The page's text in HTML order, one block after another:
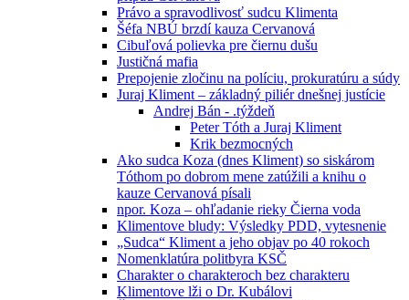
Právo a spravodlivosť sudcu Klimenta
Šéfa NBÚ brzdí kauza Cervanová
Cibuľová polievka pre čiernu dušu
Justičná mafia
Prepojenie zločinu na políciu, prokuratúru a súdy
Juraj Kliment – základný piliér dnešnej justície
Andrej Bán - .týždeň
Peter Tóth a Juraj Kliment
Krik bezmocných
Ako sudca Koza (dnes Kliment) so siskárom
Tóthom po dobrom mene zatúžili a knihu o
kauze Cervanová písali
npor. Koza – ohľadanie rieky Čierna voda
Klimentove bludy: Výsledky PDD, vytesnenie
„Sudca“ Kliment a jeho objav po 40 rokoch
Nomenklatúra politbyra KSČ
Charakter o charakteroch bez charakteru
Klimentove lži o Dr. Kubálovi